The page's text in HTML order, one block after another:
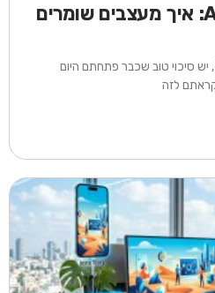
שיתוף פעולה עם AI: איך מעצבים שומרים
אם אתם מעצבים בשנת 2026, יש סיכוי טוב שכבר פתחתם היום